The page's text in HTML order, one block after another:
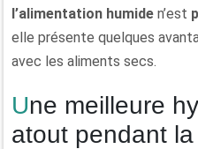
l’alimentation humide n’est
elle présente quelques
avec les aliments secs.
Une meilleure hydratation, un
atout pendant